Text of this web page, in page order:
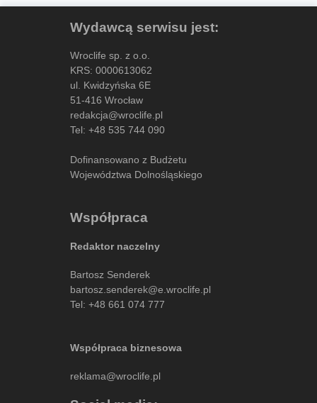
Wydawcą serwisu jest:
Wroclife sp. z o.o.
KRS: 0000613062
ul. Kwidzyńska 6E
51-416 Wrocław
redakcja@wroclife.pl
Tel: +48 535 744 090
Dofinansowano z Budżetu
Województwa Dolnośląskiego
Współpraca
Redaktor naczelny
Bartosz Senderek
bartosz.senderek@e.wroclife.pl
Tel: +48 661 074 777
Współpraca biznesowa
reklama@wroclife.pl